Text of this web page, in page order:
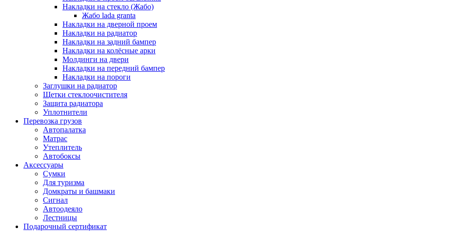
Накладки на стекло (Жабо)
Жабо lada granta
Накладки на дверной проем
Накладки на радиатор
Накладки на задний бампер
Накладки на колёсные арки
Молдинги на двери
Накладки на передний бампер
Накладки на пороги
Заглушки на радиатор
Щетки стеклоочистителя
Защита радиатора
Уплотнители
Перевозка грузов
Автопалатка
Матрас
Утеплитель
Автобоксы
Аксессуары
Сумки
Для туризма
Домкраты и башмаки
Сигнал
Автоодеяло
Лестницы
Подарочный сертификат